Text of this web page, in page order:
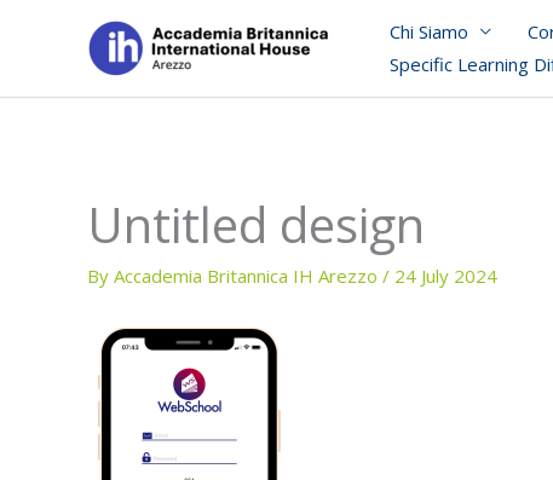
Chi Siamo
Specific Learning
Untitled design
By Accademia Britannica IH Arezzo / 24 July 2024